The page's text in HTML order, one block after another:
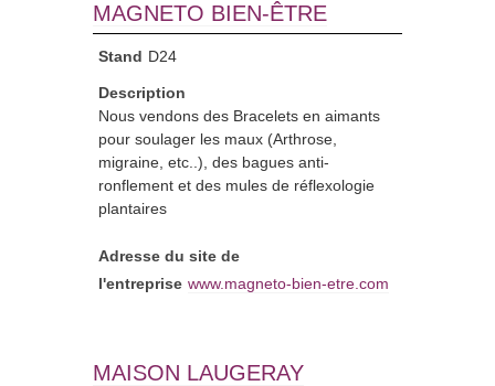
MAGNETO BIEN-ÊTRE
Stand D24
Description
Nous vendons des Bracelets en aimants
pour soulager les maux (Arthrose,
migraine, etc..), des bagues anti-
ronflement et des mules de réflexologie
plantaires
Adresse du site de
l'entreprise www.magneto-bien-etre.com
MAISON LAUGERAY